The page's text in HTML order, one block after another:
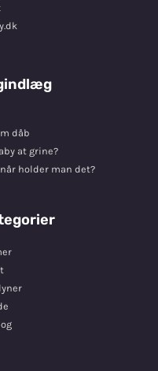
dåb
at grine?
holder man det?